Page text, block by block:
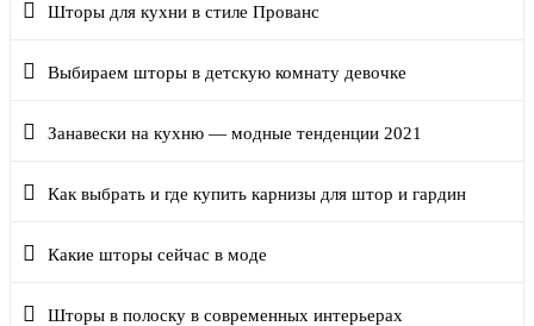
Шторы для кухни в стиле Прованс
Выбираем шторы в детскую комнату девочке
Занавески на кухню — модные тенденции 2021
Как выбрать и где купить карнизы для штор и гардин
Какие шторы сейчас в моде
Шторы в полоску в современных интерьерах